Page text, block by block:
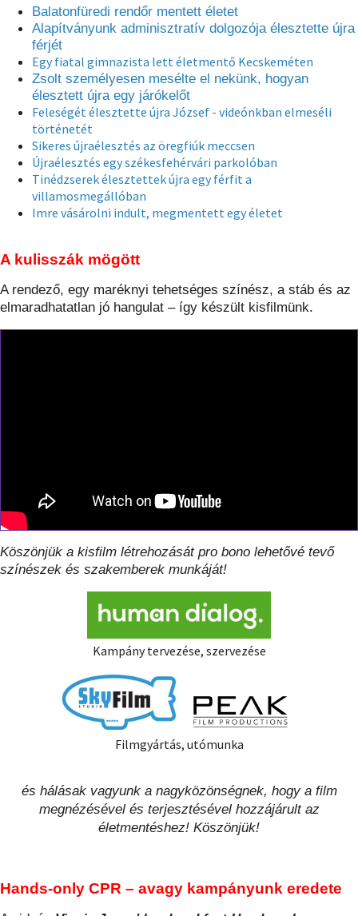
Balatonfüredi rendőr mentett életet
Alapítványunk adminisztratív dolgozója élesztette újra
férjét
Egy fiatal gimnazista lett életmentő Kecskeméten
Zsolt személyesen mesélte el nekünk, hogyan
élesztett újra egy járókelőt
Feleségét élesztette újra József - videónkban elmeséli
történetét
Sikeres újraélesztés az öregfiúk meccsen
Újraélesztés egy székesfehérvári parkolóban
Tinédzserek élesztettek újra egy férfit a
villamosmegállóban
Imre vásárolni indult, megmentett egy életet
A kulisszák mögött
A rendező, egy maréknyi tehetséges színész, a stáb és az
elmaradhatatlan jó hangulat – így készült kisfilmünk.
Köszönjük a kisfilm létrehozását pro bono lehetővé tevő
színészek és szakemberek munkáját!
Kampány tervezése, szervezése
Filmgyártás, utómunka
és hálásak vagyunk a nagyközönségnek, hogy a film
megnézésével és terjesztésével hozzájárult az
életmentéshez! Köszönjük!
Hands-only CPR – avagy kampányunk eredete